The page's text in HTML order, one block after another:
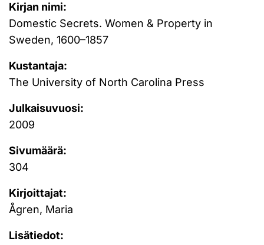
Kirjan nimi:
Domestic Secrets. Women & Property in
Sweden, 1600–1857
Kustantaja:
The University of North Carolina Press
Julkaisuvuosi:
2009
Sivumäärä:
304
Kirjoittajat:
Ågren, Maria
Lisätiedot: